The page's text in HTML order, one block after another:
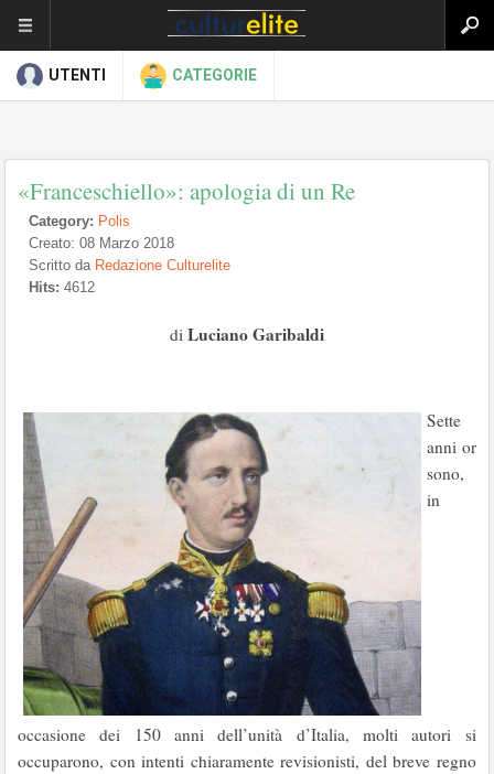
UTENTI CATEGORIE
«Franceschiello»: apologia di un Re
Category: Polis
Creato: 08 Marzo 2018
Scritto da Redazione Culturelite
Hits: 4612
di Luciano Garibaldi
Sette
anni or
sono,
in
occasione dei 150 anni dell’unità d’Italia, molti autori si
occuparono, con intenti chiaramente revisionisti, del breve regno